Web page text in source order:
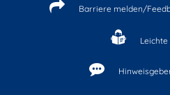
Barriere melden/